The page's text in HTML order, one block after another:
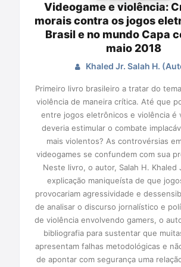
Videogame e violência:
morais contra os jogos
Brasil e no mundo Capa
maio 2018
Khaled Jr. Salah H.
Primeiro livro brasileiro a tratar do tema
violência de maneira crítica. Até que
entre jogos eletrônicos e violência é
deveria estimular o combate
mais violentos? As controvérsias
videogames se confundem com sua
Neste livro, o autor, Salah H. Khaled
explicação maniqueísta de que
provocariam agressividade e
de analisar o discurso jornalístico e
de violência envolvendo gamers, o
bibliografia para sustentar que
apresentam falhas metodológicas e
de apontar com segurança uma